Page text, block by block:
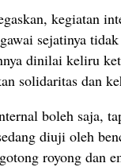
kegiatan
sejatinya
dinilai keliru
solidaritas dan
boleh saja,
diuji oleh
royong dan